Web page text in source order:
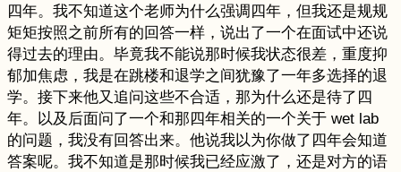
四年。我不知道这个老师为什么强调四年，但我还是规规
矩矩按照之前所有的回答一样，说出了一个在面试中还说
得过去的理由。毕竟我不能说那时候我状态很差，重度抑
郁加焦虑，我是在跳楼和退学之间犹豫了一年多选择的退
学。接下来他又追问这些不合适，那为什么还是待了四
年。以及后面问了一个和那四年相关的一个关于 wet lab
的问题，我没有回答出来。他说我以为你做了四年会知道
答案呢。我不知道是那时候我已经应激了，还是对方的语